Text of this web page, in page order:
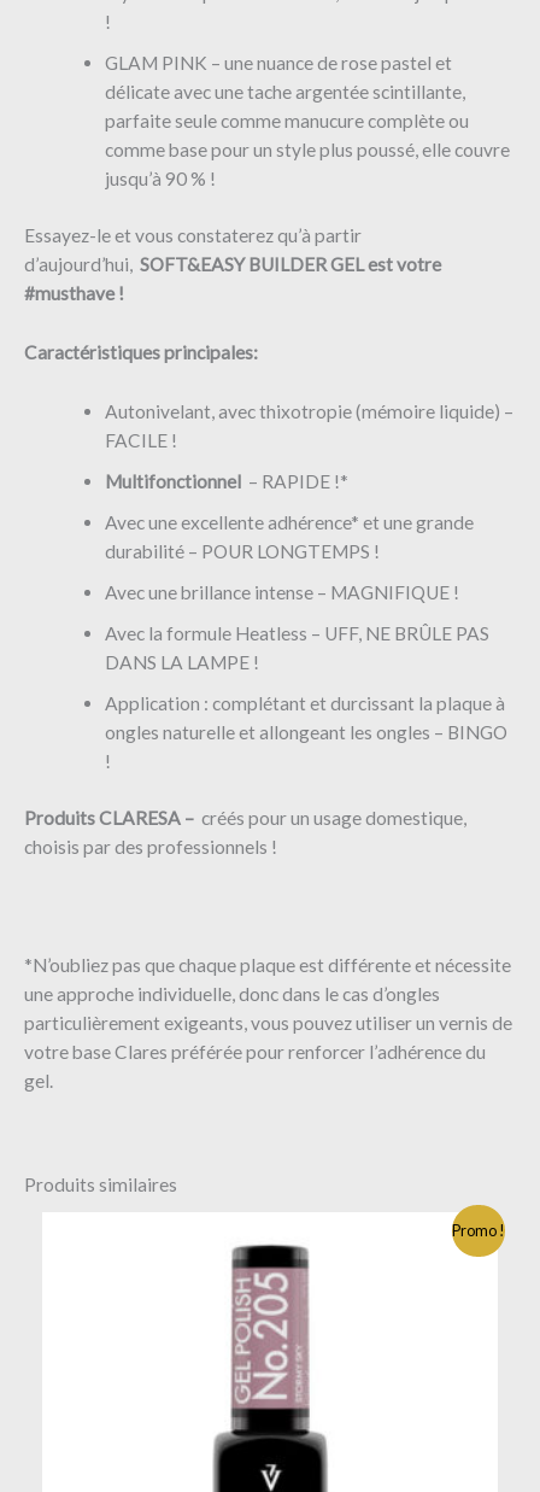
!
GLAM PINK – une nuance de rose pastel et
délicate avec une tache argentée scintillante,
parfaite seule comme manucure complète ou
comme base pour un style plus poussé, elle couvre
jusqu’à 90 % !
Essayez-le et vous constaterez qu’à partir
d’aujourd’hui, SOFT&EASY BUILDER GEL est votre
#musthave !
Caractéristiques principales:
Autonivelant, avec thixotropie (mémoire liquide) –
FACILE !
Multifonctionnel– RAPIDE !*
Avec une excellente adhérence* et une grande
durabilité – POUR LONGTEMPS !
Avec une brillance intense – MAGNIFIQUE !
Avec la formule Heatless – UFF, NE BRÛLE PAS
DANS LA LAMPE !
Application : complétant et durcissant la plaque à
ongles naturelle et allongeant les ongles – BINGO
!
Produits CLARESA – créés pour un usage domestique,
choisis par des professionnels !
*N’oubliez pas que chaque plaque est différente et nécessite
une approche individuelle, donc dans le cas d’ongles
particulièrement exigeants, vous pouvez utiliser un vernis de
votre base Clares préférée pour renforcer l’adhérence du
gel.
Produits similaires
Promo !